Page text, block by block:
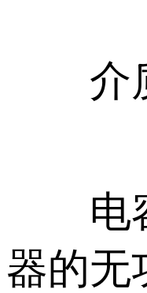
介
电容
器的无